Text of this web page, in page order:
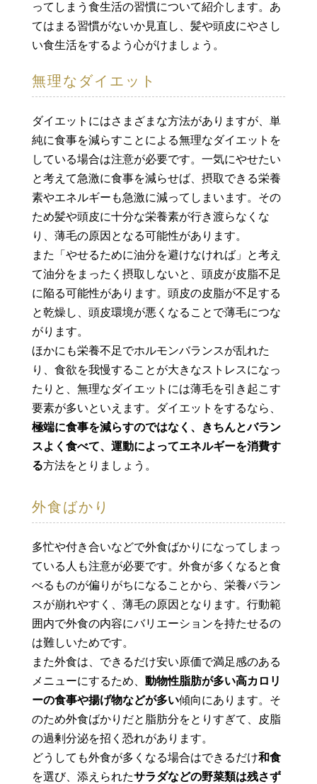
ってしまう食生活の習慣について紹介します。あ
てはまる習慣がないか見直し、髪や頭皮にやさし
い食生活をするよう心がけましょう。
無理なダイエット
ダイエットにはさまざまな方法がありますが、単
純に食事を減らすことによる無理なダイエットを
している場合は注意が必要です。一気にやせたい
と考えて急激に食事を減らせば、摂取できる栄養
素やエネルギーも急激に減ってしまいます。その
ため髪や頭皮に十分な栄養素が行き渡らなくな
り、薄毛の原因となる可能性があります。
また「やせるために油分を避けなければ」と考え
て油分をまったく摂取しないと、頭皮が皮脂不足
に陥る可能性があります。頭皮の皮脂が不足する
と乾燥し、頭皮環境が悪くなることで薄毛につな
がります。
ほかにも栄養不足でホルモンバランスが乱れた
り、食欲を我慢することが大きなストレスになっ
たりと、無理なダイエットには薄毛を引き起こす
要素が多いといえます。ダイエットをするなら、
極端に食事を減らすのではなく、きちんとバラン
スよく食べて、運動によってエネルギーを消費す
る方法をとりましょう。
外食ばかり
多忙や付き合いなどで外食ばかりになってしまっ
ている人も注意が必要です。外食が多くなると食
べるものが偏りがちになることから、栄養バラン
スが崩れやすく、薄毛の原因となります。行動範
囲内で外食の内容にバリエーションを持たせるの
は難しいためです。
また外食は、できるだけ安い原価で満足感のある
メニューにするため、 動物性脂肪が多い高カロリ
ーの食事や揚げ物などが多い傾向にあります。そ
のため外食ばかりだと脂肪分をとりすぎて、皮脂
の過剰分泌を招く恐れがあります。
どうしても外食が多くなる場合はできるだけ和食
を選び、添えられたサラダなどの野菜類は残さず